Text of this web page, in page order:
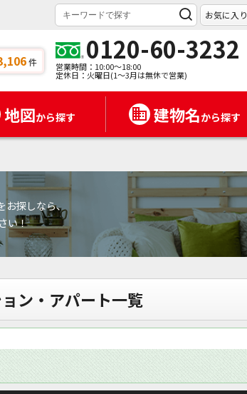
お気に入り
件 0120-60-3232
営業時間：10:00～18:00
定休日：火曜日(1～3月は無休で営業)
地図から探す 建物名から探す
お探しなら、
い！
ン・アパート一覧